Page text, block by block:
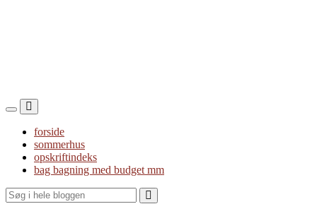
Toggle
mobile
menu
Toggle
the
search
field
forside
sommerhus
opskriftindeks
bag bagning med budget mm